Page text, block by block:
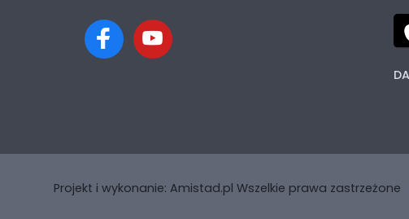
Projekt i wykonanie: Amistad.pl Wszelkie prawa zastrzeżone